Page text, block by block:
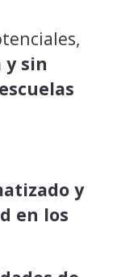
sin
y
en los